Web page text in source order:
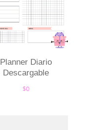
Planner Diario
Descargable
$0